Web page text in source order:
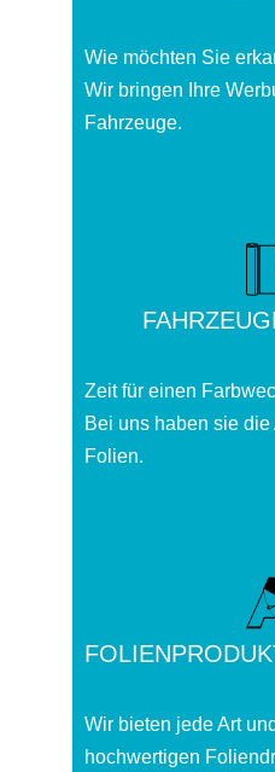
Wie möchten Sie
Wir bringen Ihre
Fahrzeuge.
Zeit für einen
Bei uns haben sie
Folien.
Wir bieten jede Art
hochwertigen